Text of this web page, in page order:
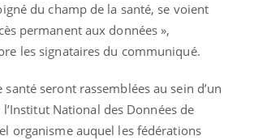
du champ de la santé, se voient
permanent aux données »,
les signataires du communiqué.
santé seront rassemblées au sein d’un
National des Données de
organisme auquel les fédérations